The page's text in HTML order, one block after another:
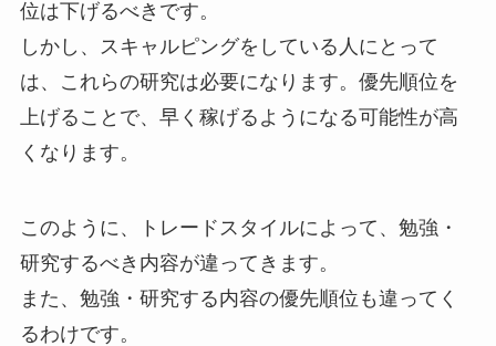
位は下げるべきです。
しかし、スキャルピングをしている人にとって
は、これらの研究は必要になります。優先順位を
上げることで、早く稼げるようになる可能性が高
くなります。
このように、トレードスタイルによって、勉強・
研究するべき内容が違ってきます。
また、勉強・研究する内容の優先順位も違ってく
るわけです。